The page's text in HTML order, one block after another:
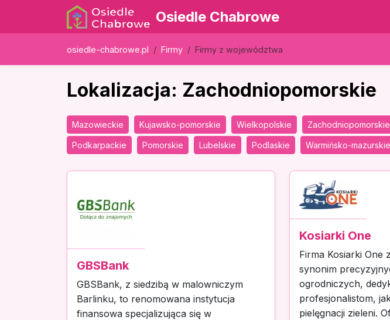
Osiedle Chabrowe
osiedle-chabrowe.pl Firmy Firmy z województwa
Lokalizacja: Zachodniopomorskie
Mazowieckie Kujawsko-pomorskie Wielkopolskie Zachodniopomorskie
Podkarpackie Pomorskie Lubelskie Podlaskie Warmińsko-mazurskie
GBSBank
GBSBank, z siedzibą w malowniczym
Barlinku, to renomowana instytucja
finansowa specjalizująca się w
Kosiarki One
Firma Kosiarki One
synonim
ogrodniczych,
profesjonalistom,
pielęgnacji zieleni.